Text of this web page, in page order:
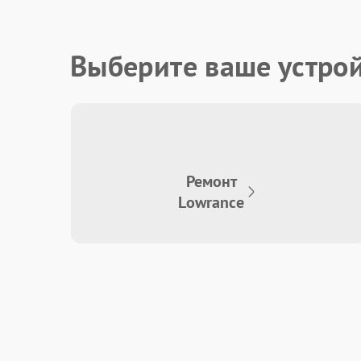
Выберите ваше
Ремонт
Lowrance